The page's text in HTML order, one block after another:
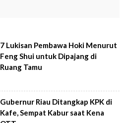
7 Lukisan Pembawa Hoki Menurut
Feng Shui untuk Dipajang di
Ruang Tamu
Gubernur Riau Ditangkap KPK di
Kafe, Sempat Kabur saat Kena